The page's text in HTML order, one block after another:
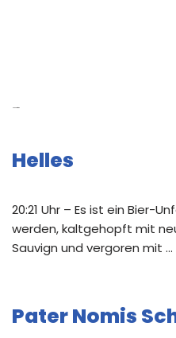
Helles
20:21 Uhr – Es ist ein Bier-
werden, kaltgehopft mit
Sauvign und vergoren mit …
Pater Nomis